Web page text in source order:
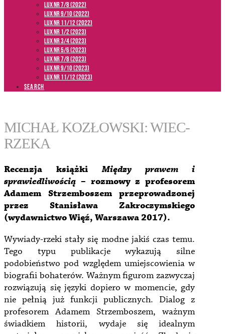
LUX NR 7/8 (2022)
LUX nr 9/10 (2022)
LUX NR 11/12 (2022)
LUX NR 1/2 (2023)
LUX NR 3/4 (2023)
LUX NR 5/6 (2023)
LUX NR 7/8 (2023)
LUX NR 9/10 (2023)
LUX NR 11/12 (2023)
SEARCH
MICHAŁ KOZŁOWSKI: WIEC-
RZEKA
Recenzja książkiMiędzy prawem i
sprawiedliwością – rozmowy z profesorem
Adamem Strzemboszem przeprowadzonej
przez Stanisława Zakroczymskiego
(wydawnictwo Więź, Warszawa 2017).
Wywiady-rzeki stały się modne jakiś czas temu.
Tego typu publikacje wykazują silne
podobieństwo pod względem umiejscowienia w
biografii bohaterów. Ważnym figurom zazwyczaj
rozwiązują się języki dopiero w momencie, gdy
nie pełnią już funkcji publicznych. Dialog z
profesorem Adamem Strzemboszem, ważnym
świadkiem historii, wydaje się idealnym